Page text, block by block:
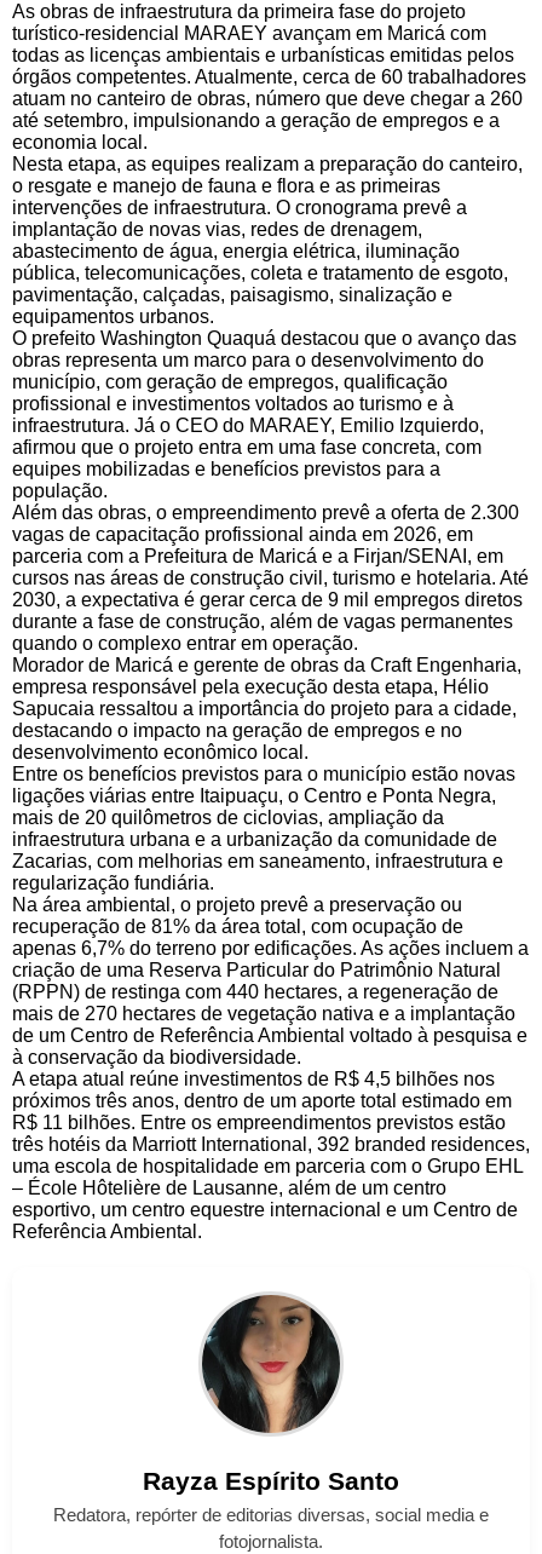
As obras de infraestrutura da primeira fase do projeto
turístico-residencial MARAEY avançam em Maricá com
todas as licenças ambientais e urbanísticas emitidas pelos
órgãos competentes. Atualmente, cerca de 60 trabalhadores
atuam no canteiro de obras, número que deve chegar a 260
até setembro, impulsionando a geração de empregos e a
economia local.
Nesta etapa, as equipes realizam a preparação do canteiro,
o resgate e manejo de fauna e flora e as primeiras
intervenções de infraestrutura. O cronograma prevê a
implantação de novas vias, redes de drenagem,
abastecimento de água, energia elétrica, iluminação
pública, telecomunicações, coleta e tratamento de esgoto,
pavimentação, calçadas, paisagismo, sinalização e
equipamentos urbanos.
O prefeito Washington Quaquá destacou que o avanço das
obras representa um marco para o desenvolvimento do
município, com geração de empregos, qualificação
profissional e investimentos voltados ao turismo e à
infraestrutura. Já o CEO do MARAEY, Emilio Izquierdo,
afirmou que o projeto entra em uma fase concreta, com
equipes mobilizadas e benefícios previstos para a
população.
Além das obras, o empreendimento prevê a oferta de 2.300
vagas de capacitação profissional ainda em 2026, em
parceria com a Prefeitura de Maricá e a Firjan/SENAI, em
cursos nas áreas de construção civil, turismo e hotelaria. Até
2030, a expectativa é gerar cerca de 9 mil empregos diretos
durante a fase de construção, além de vagas permanentes
quando o complexo entrar em operação.
Morador de Maricá e gerente de obras da Craft Engenharia,
empresa responsável pela execução desta etapa, Hélio
Sapucaia ressaltou a importância do projeto para a cidade,
destacando o impacto na geração de empregos e no
desenvolvimento econômico local.
Entre os benefícios previstos para o município estão novas
ligações viárias entre Itaipuaçu, o Centro e Ponta Negra,
mais de 20 quilômetros de ciclovias, ampliação da
infraestrutura urbana e a urbanização da comunidade de
Zacarias, com melhorias em saneamento, infraestrutura e
regularização fundiária.
Na área ambiental, o projeto prevê a preservação ou
recuperação de 81% da área total, com ocupação de
apenas 6,7% do terreno por edificações. As ações incluem a
criação de uma Reserva Particular do Patrimônio Natural
(RPPN) de restinga com 440 hectares, a regeneração de
mais de 270 hectares de vegetação nativa e a implantação
de um Centro de Referência Ambiental voltado à pesquisa e
à conservação da biodiversidade.
A etapa atual reúne investimentos de R$ 4,5 bilhões nos
próximos três anos, dentro de um aporte total estimado em
R$ 11 bilhões. Entre os empreendimentos previstos estão
três hotéis da Marriott International, 392 branded residences,
uma escola de hospitalidade em parceria com o Grupo EHL
– École Hôtelière de Lausanne, além de um centro
esportivo, um centro equestre internacional e um Centro de
Referência Ambiental.
Rayza Espírito Santo
Redatora, repórter de editorias diversas, social media e
fotojornalista.